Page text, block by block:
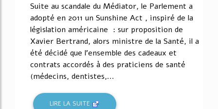
Suite au scandale du Médiator, le Parlement a
adopté en 2011 un Sunshine Act , inspiré de la
législation américaine : sur proposition de
Xavier Bertrand, alors ministre de la Santé, il a
été décidé que l'ensemble des cadeaux et
contrats accordés à des praticiens de santé
(médecins, dentistes,...
LIRE LA SUITE